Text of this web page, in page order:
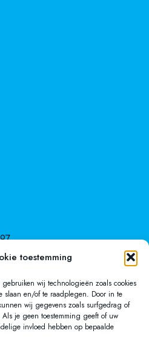
toestemming
wij technologieën zoals cookies
slaan en/of te raadplegen. Door in te
wij gegevens zoals surfgedrag of
je geen toestemming geeft of uw
invloed hebben op bepaalde